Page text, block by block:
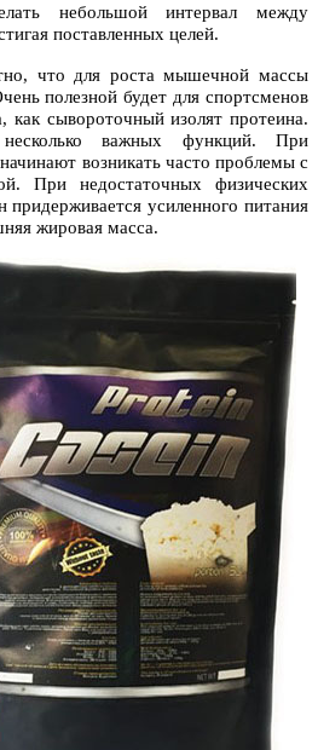
небольшой интервал между
поставленных целей.
что для роста мышечной массы
полезной будет для спортсменов
как сывороточный изолят протеина.
важных функций. При
возникать часто проблемы с
При недостаточных физических
придерживается усиленного питания
жировая масса.